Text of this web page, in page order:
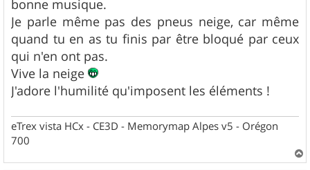
bonne musique.
Je parle même pas des pneus neige, car même
quand tu en as tu finis par être bloqué par ceux
qui n'en ont pas.
Vive la neige
J'adore l'humilité qu'imposent les éléments !
eTrex vista HCx - CE3D - Memorymap Alpes v5 - Orégon
700
a